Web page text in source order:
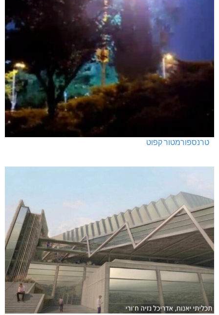
טרנספורמטור קפוט